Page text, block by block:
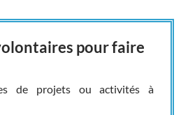
pour faire
de projets ou activités à